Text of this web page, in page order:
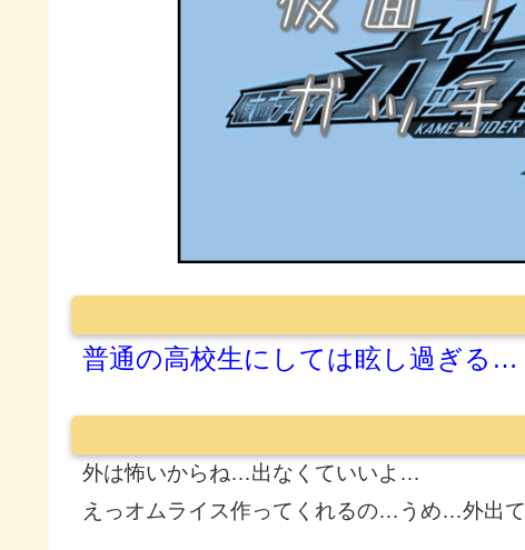
普通の高校生にしては眩し過ぎる…
外は怖いからね…出なくていいよ…
えっオムライス作ってくれるの…うめ…外出